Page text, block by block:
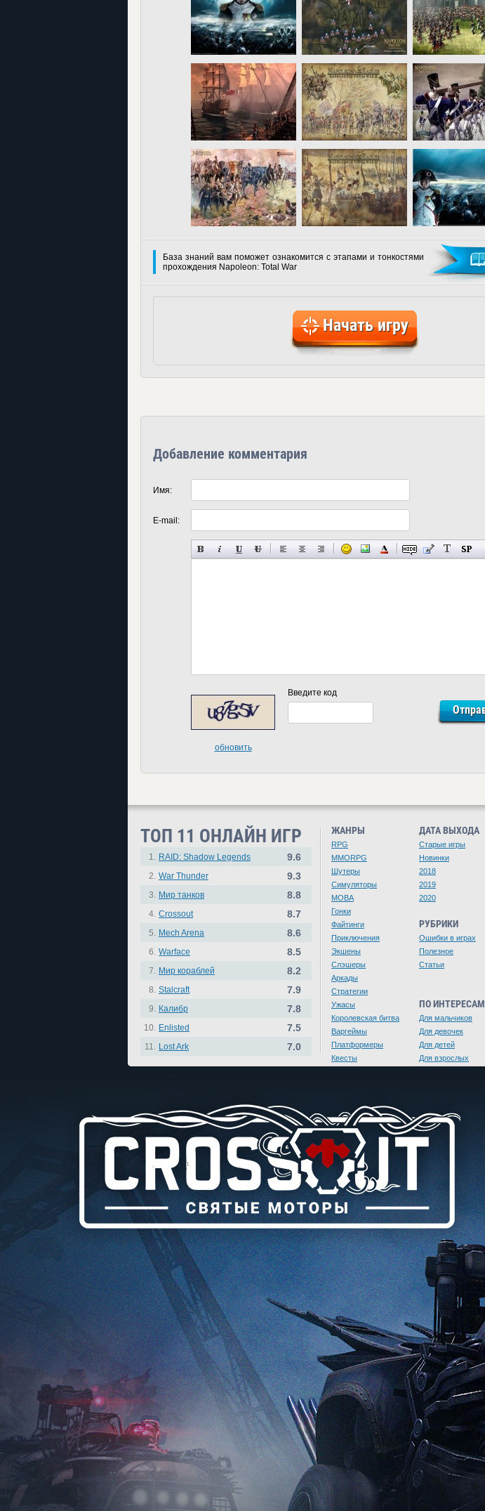
База знаний вам поможет ознакомится с этапами и тонкостями
прохождения Napoleon: Total War
Начать игру
Добавление комментария
Имя:
E-mail:
обновить
Введите код
ТОП 11 ОНЛАЙН ИГР
1. RAID: Shadow Legends 9.6
2. War Thunder 9.3
3. Мир танков 8.8
4. Crossout 8.7
5. Mech Arena 8.6
6. Warface 8.5
7. Мир кораблей 8.2
8. Stalcraft 7.9
9. Калибр 7.8
10. Enlisted 7.5
11. Lost Ark 7.0
ЖАНРЫ
RPG
MMORPG
Шутеры
Симуляторы
MOBA
Гонки
Файтинги
Приключения
Экшены
Слэшеры
Аркады
Стратегии
Ужасы
Королевская битва
Варгеймы
Платформеры
Квесты
ДАТА ВЫХОДА
Старые игры
Новинки
2018
2019
2020
РУБРИКИ
Ошибки в играх
Полезное
Статьи
ПО ИНТЕРЕСАМ
Для мальчиков
Для девочек
Для детей
Для взрослых